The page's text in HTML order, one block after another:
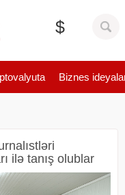
$
Biznes
ilə tanış olublar